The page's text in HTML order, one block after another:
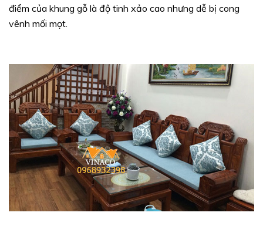
điểm của khung gỗ là độ tinh xảo cao nhưng dễ bị cong
vênh mối mọt.